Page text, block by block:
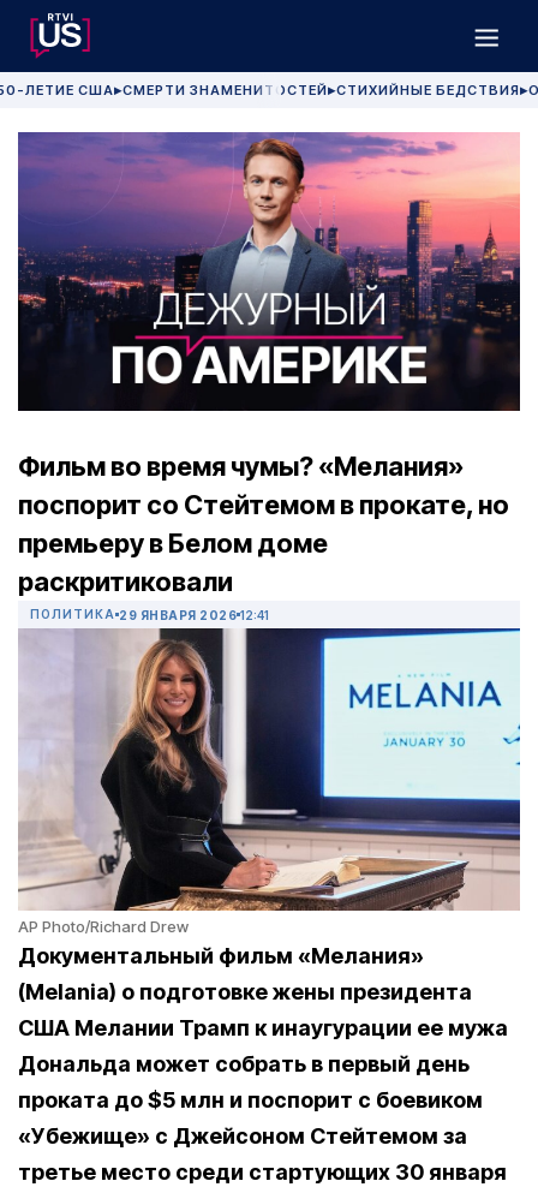
ЛЕТИЕ США▶СМЕРТИ ЗНАМЕНИТОСТЕЙ▶СТИХИЙНЫЕ БЕДСТВИЯ▶
Фильм во время чумы? «Мелания»
поспорит со Стейтемом в прокате, но
премьеру в Белом доме
раскритиковали
ПОЛИТИКА 29 ЯНВАРЯ 2026 12:41
AP Photo/Richard Drew
Документальный фильм «Мелания»
(Melania) о подготовке жены президента
США Мелании Трамп к инаугурации ее мужа
Дональда может собрать в первый день
проката до $5 млн и поспорит c боевиком
«Убежище» с Джейсоном Стейтемом за
третье место среди стартующих 30 января